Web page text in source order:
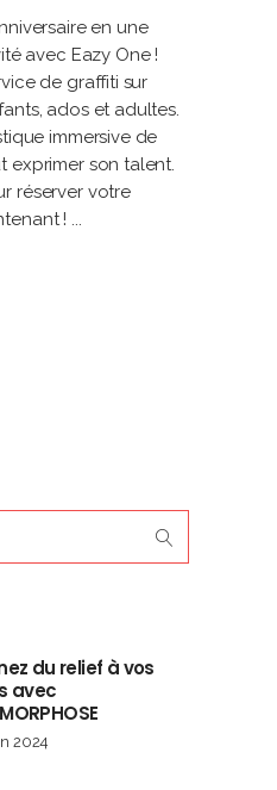
en une
avec Eazy One !
de graffiti sur
ados et adultes.
immersive de
exprimer son talent.
réserver votre
!
du relief à vos
avec
2024